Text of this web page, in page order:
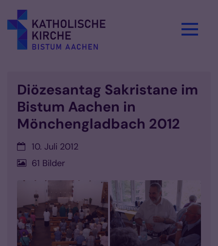
Diözesantag Sakristane im
Bistum Aachen in
Mönchengladbach 2012
Datum:10. Juli 2012
61 Bilder